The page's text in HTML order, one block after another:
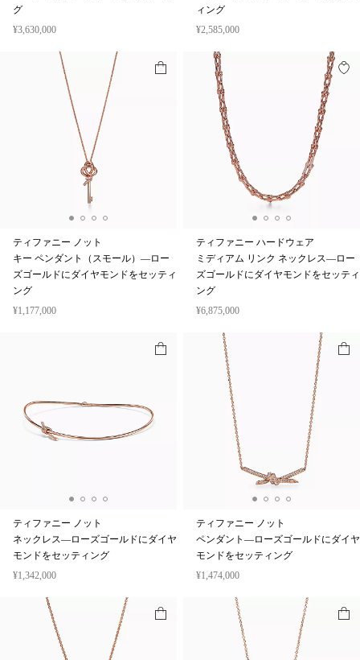
グ
¥3,630,000
ィング
¥2,585,000
ティファニー ノット
キー ペンダント（スモール）—ロー
ズゴールドにダイヤモンドをセッティ
ング
¥1,177,000
ティファニー ハードウェア
ミディアム リンク ネックレス—ロー
ズゴールドにダイヤモンドをセッティ
ング
¥6,875,000
ティファニー ノット
ネックレス—ローズゴールドにダイヤ
モンドをセッティング
¥1,342,000
ティファニー ノット
ペンダント—ローズゴールドにダイヤ
モンドをセッティング
¥1,474,000